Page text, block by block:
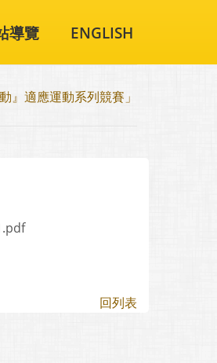
導覽 ENGLISH
』適應運動系列競賽」
回列表